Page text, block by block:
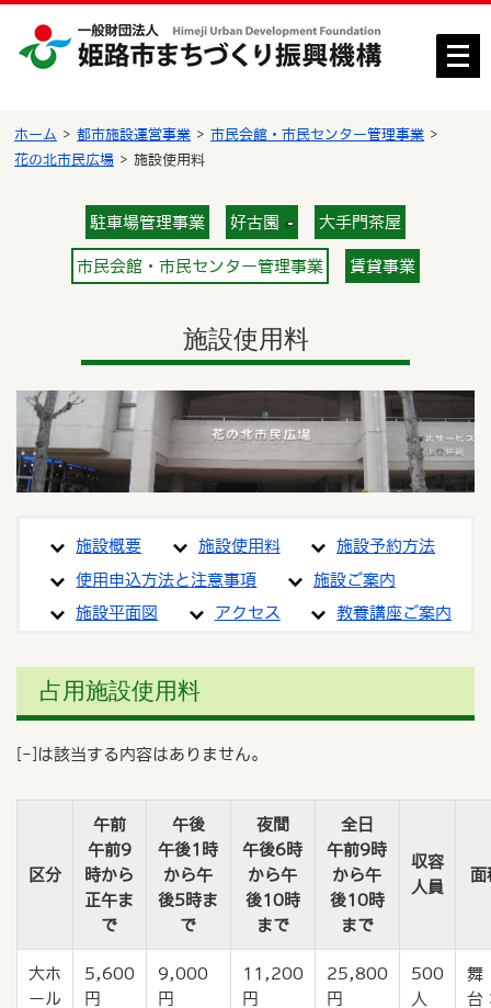
メ
ニ
ホーム 都市施設運営事業
市民会館・市民センター管理事業
花の北市民広場
施設使用料
駐車場管理事業 好古園 大手門茶屋
市民会館・市民センター管理事業 賃貸事業
施設使用料
施設概要 施設使用料 施設予約方法
使用申込方法と注意事項 施設ご案内
施設平面図 アクセス 教養講座ご案内
占用施設使用料
[-]は該当する内容はありません。
区分
午前
午前9
時から
正午ま
で
午後
午後1時
から午
後5時ま
で
夜間
午後6時
から午
後10時
まで
全日
午前9時
から午
後10時
まで
収容
人員
面
大ホ
ール
5,600
円
9,000
円
11,200
円
25,800
円
500
人
舞
台